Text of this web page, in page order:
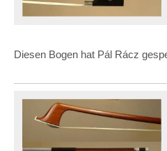
Diesen Bogen hat Pál Rácz